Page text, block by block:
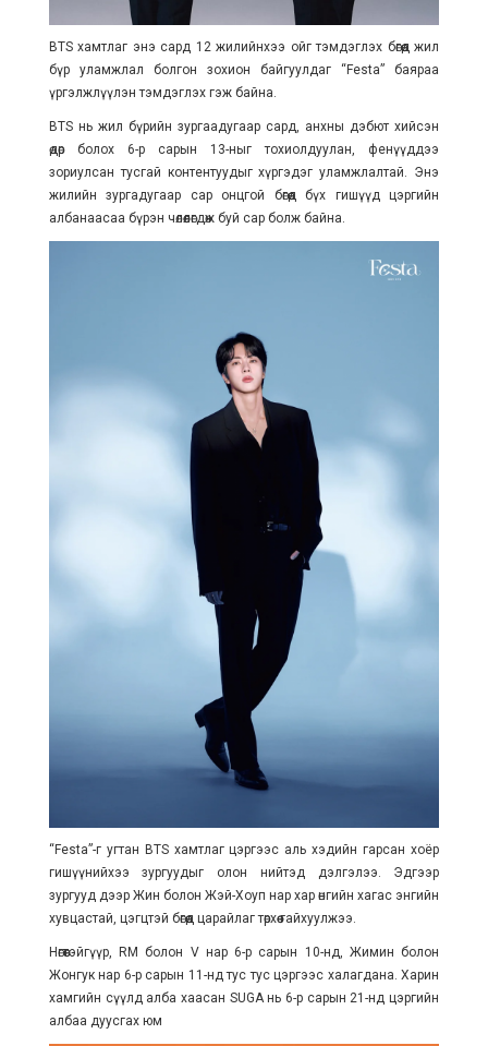
BTS хамтлаг энэ сард 12 жилийнхээ ойг тэмдэглэх бөгөөд жил
бүр уламжлал болгон зохион байгуулдаг “Festa” баяраа
үргэлжлүүлэн тэмдэглэх гэж байна.
BTS нь жил бүрийн зургаадугаар сард, анхны дэбют хийсэн
өдөр болох 6-р сарын 13-ныг тохиолдуулан, фенүүддээ
зориулсан тусгай контентуудыг хүргэдэг уламжлалтай. Энэ
жилийн зургадугаар сар онцгой бөгөөд бүх гишүүд цэргийн
албанаасаа бүрэн чөлөөлөгдөж буй сар болж байна.
“Festa”-г угтан BTS хамтлаг цэргээс аль хэдийн гарсан хоёр
гишүүнийхээ зургуудыг олон нийтэд дэлгэлээ. Эдгээр
зургууд дээр Жин болон Жэй-Хоуп нар хар өнгийн хагас энгийн
хувцастай, цэгцтэй бөгөөд царайлаг төрхөө гайхуулжээ.
Нөгөөтэйгүүр, RM болон V нар 6-р сарын 10-нд, Жимин болон
Жонгук нар 6-р сарын 11-нд тус тус цэргээс халагдана. Харин
хамгийн сүүлд алба хаасан SUGA нь 6-р сарын 21-нд цэргийн
албаа дуусгах юм